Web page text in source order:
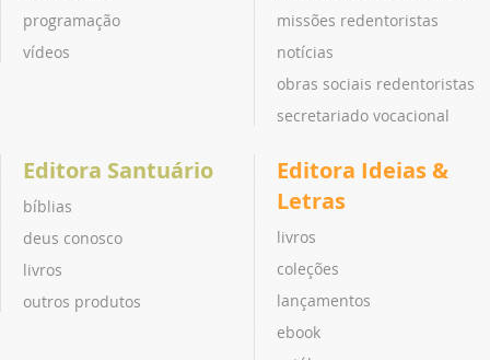
programação
vídeos
missões redentoristas
notícias
obras sociais redentoristas
secretariado vocacional
Editora Santuário
bíblias
deus conosco
livros
outros produtos
Editora Ideias &
Letras
livros
coleções
lançamentos
ebook